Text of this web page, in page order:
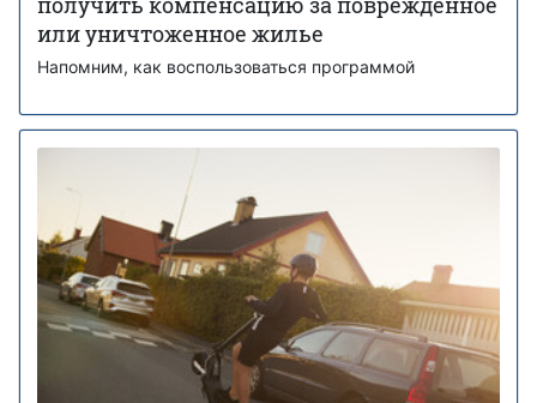
или уничтоженное жилье
Напомним, как воспользоваться программой